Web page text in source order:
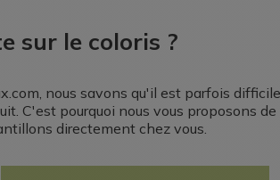
sur le coloris ?
nous savons qu'il est parfois
C'est pourquoi nous vous proposons
directement chez vous.